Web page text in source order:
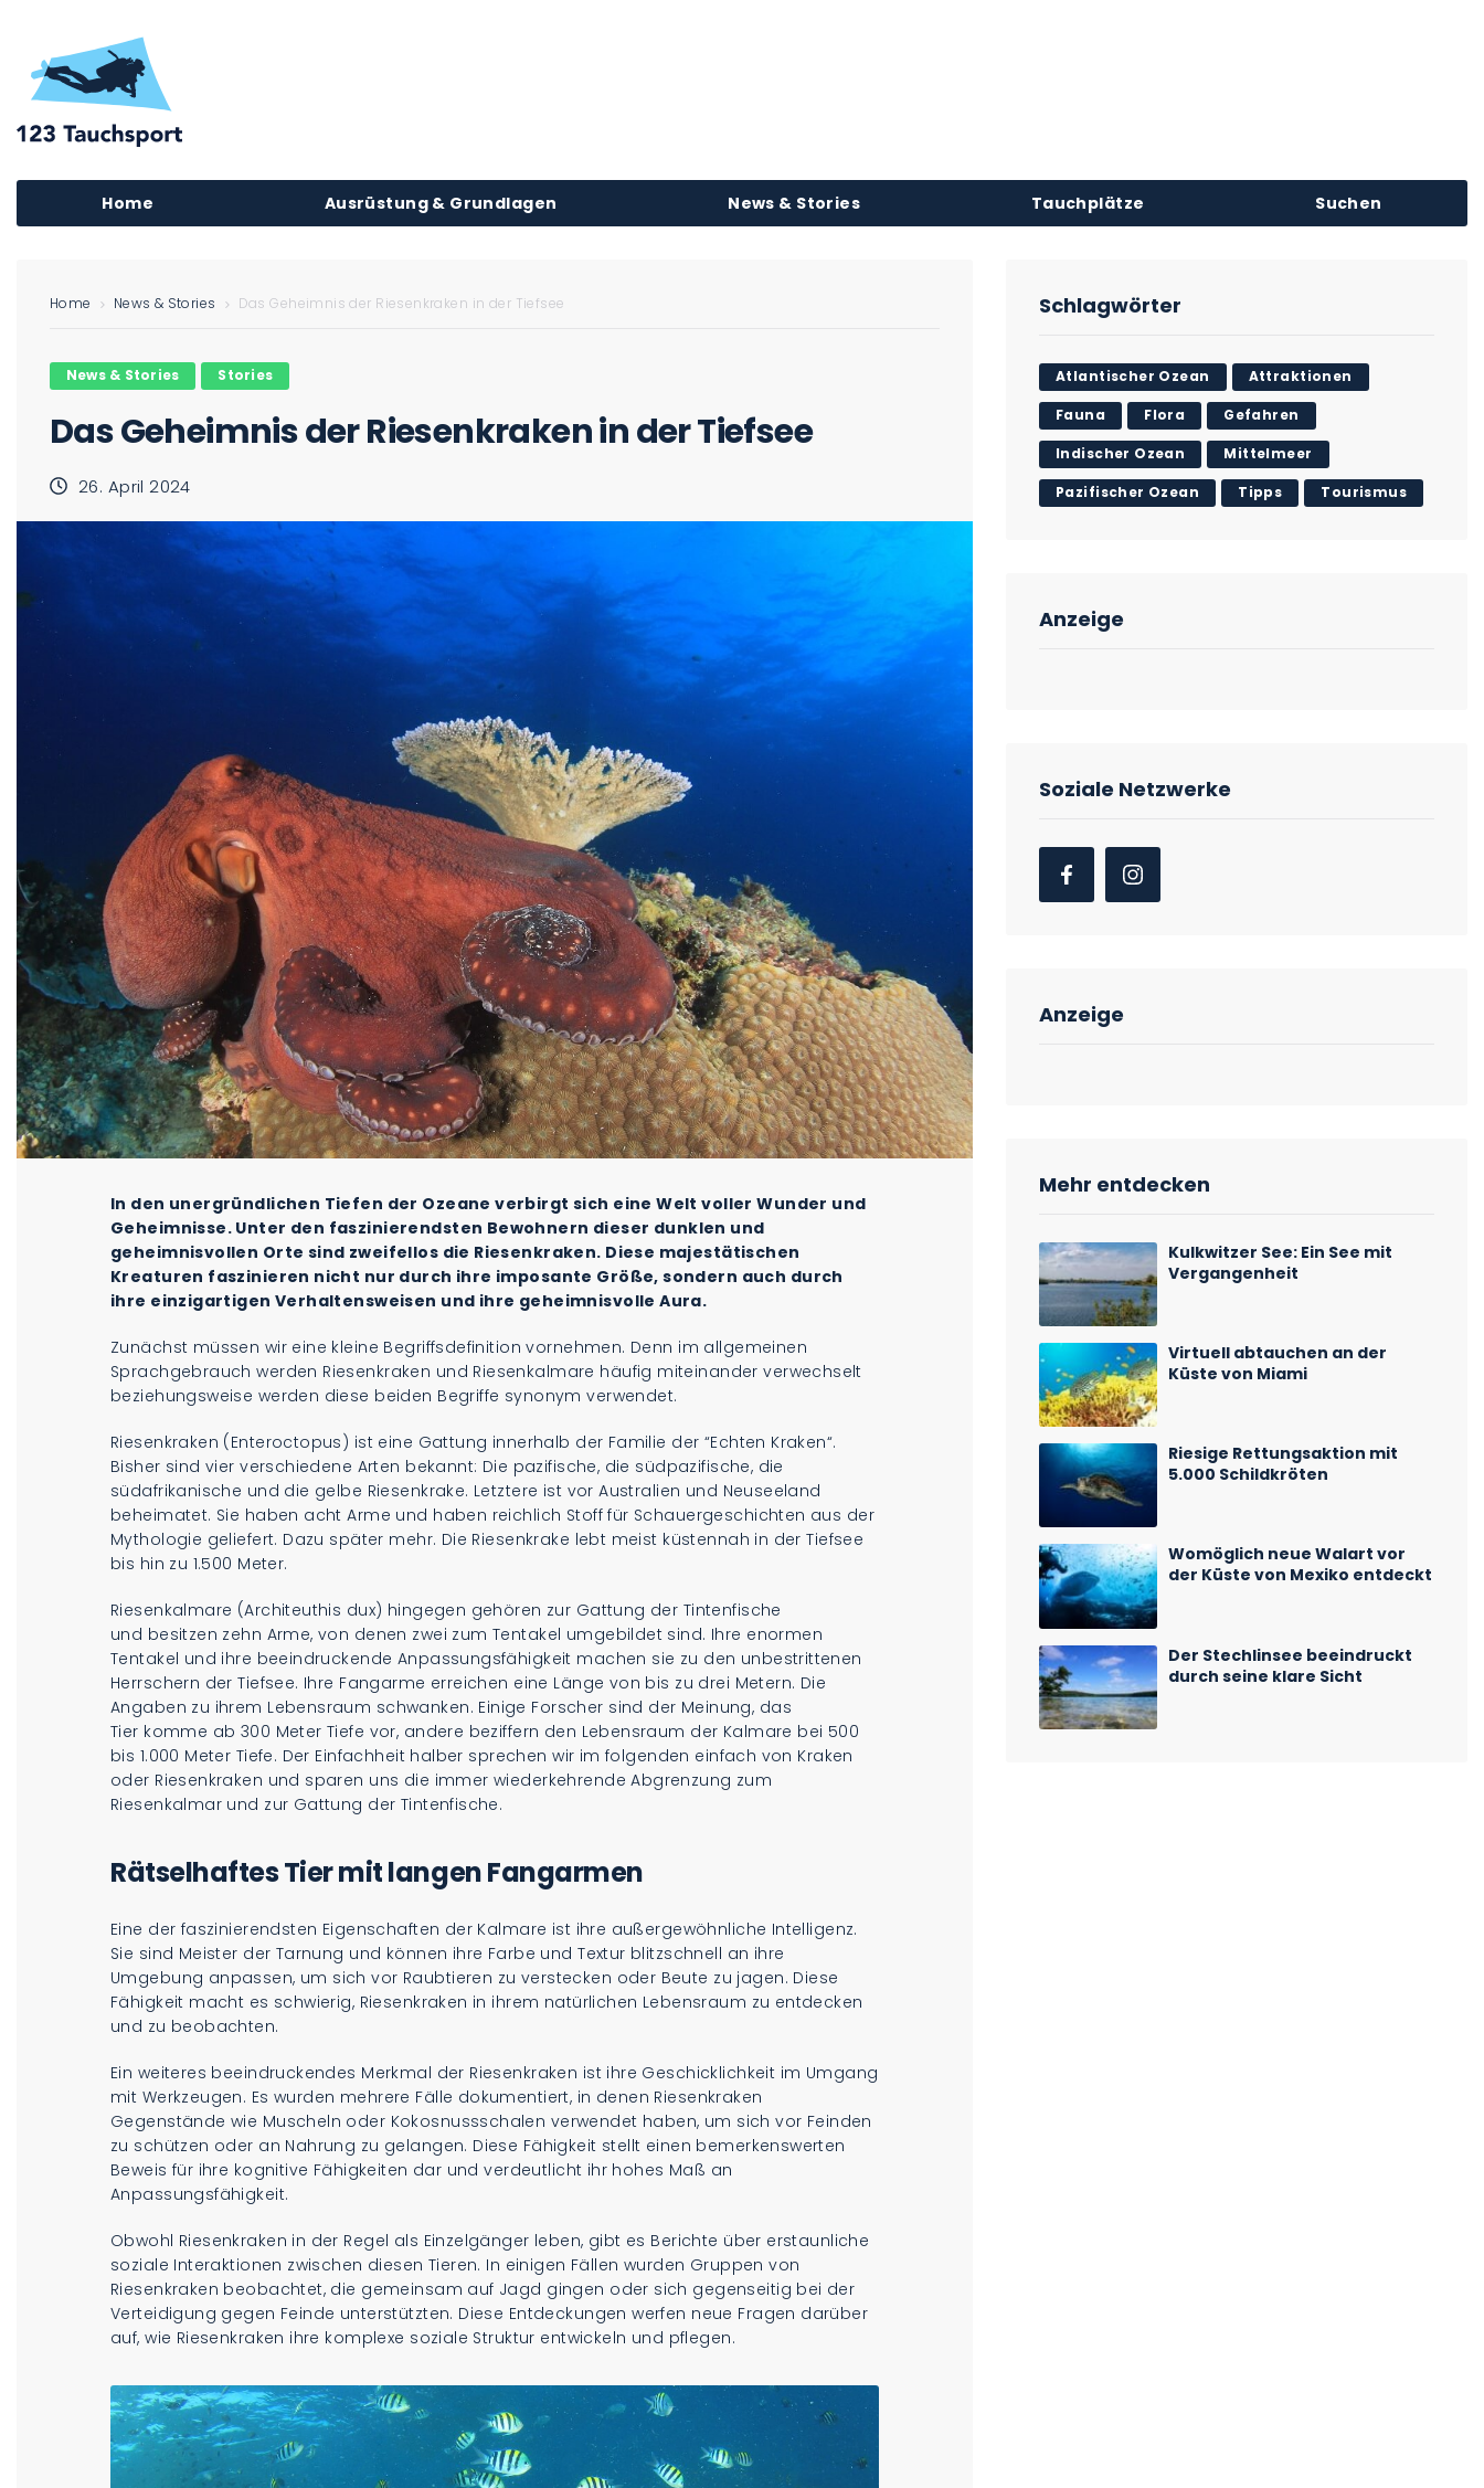
Home Ausrüstung & Grundlagen News & Stories Tauchplätze Suchen
Home News & Stories Das Geheimnis der Riesenkraken in der Tiefsee
News & Stories Stories
Das Geheimnis der Riesenkraken in der Tiefsee
26. April 2024
In den unergründlichen Tiefen der Ozeane verbirgt sich eine Welt voller Wunder und
Geheimnisse. Unter den faszinierendsten Bewohnern dieser dunklen und
geheimnisvollen Orte sind zweifellos die Riesenkraken. Diese majestätischen
Kreaturen faszinieren nicht nur durch ihre imposante Größe, sondern auch durch
ihre einzigartigen Verhaltensweisen und ihre geheimnisvolle Aura.
Zunächst müssen wir eine kleine Begriffsdefinition vornehmen. Denn im allgemeinen
Sprachgebrauch werden Riesenkraken und Riesenkalmare häufig miteinander verwechselt
beziehungsweise werden diese beiden Begriffe synonym verwendet.
Riesenkraken (Enteroctopus) ist eine Gattung innerhalb der Familie der “Echten Kraken“.
Bisher sind vier verschiedene Arten bekannt: Die pazifische, die südpazifische, die
südafrikanische und die gelbe Riesenkrake. Letztere ist vor Australien und Neuseeland
beheimatet. Sie haben acht Arme und haben reichlich Stoff für Schauergeschichten aus der
Mythologie geliefert. Dazu später mehr. Die Riesenkrake lebt meist küstennah in der Tiefsee
bis hin zu 1.500 Meter.
Riesenkalmare (Architeuthis dux) hingegen gehören zur Gattung der Tintenfische
und besitzen zehn Arme, von denen zwei zum Tentakel umgebildet sind. Ihre enormen
Tentakel und ihre beeindruckende Anpassungsfähigkeit machen sie zu den unbestrittenen
Herrschern der Tiefsee. Ihre Fangarme erreichen eine Länge von bis zu drei Metern. Die
Angaben zu ihrem Lebensraum schwanken. Einige Forscher sind der Meinung, das
Tier komme ab 300 Meter Tiefe vor, andere beziffern den Lebensraum der Kalmare bei 500
bis 1.000 Meter Tiefe. Der Einfachheit halber sprechen wir im folgenden einfach von Kraken
oder Riesenkraken und sparen uns die immer wiederkehrende Abgrenzung zum
Riesenkalmar und zur Gattung der Tintenfische.
Rätselhaftes Tier mit langen Fangarmen
Eine der faszinierendsten Eigenschaften der Kalmare ist ihre außergewöhnliche Intelligenz.
Sie sind Meister der Tarnung und können ihre Farbe und Textur blitzschnell an ihre
Umgebung anpassen, um sich vor Raubtieren zu verstecken oder Beute zu jagen. Diese
Fähigkeit macht es schwierig, Riesenkraken in ihrem natürlichen Lebensraum zu entdecken
und zu beobachten.
Ein weiteres beeindruckendes Merkmal der Riesenkraken ist ihre Geschicklichkeit im Umgang
mit Werkzeugen. Es wurden mehrere Fälle dokumentiert, in denen Riesenkraken
Gegenstände wie Muscheln oder Kokosnussschalen verwendet haben, um sich vor Feinden
zu schützen oder an Nahrung zu gelangen. Diese Fähigkeit stellt einen bemerkenswerten
Beweis für ihre kognitive Fähigkeiten dar und verdeutlicht ihr hohes Maß an
Anpassungsfähigkeit.
Obwohl Riesenkraken in der Regel als Einzelgänger leben, gibt es Berichte über erstaunliche
soziale Interaktionen zwischen diesen Tieren. In einigen Fällen wurden Gruppen von
Riesenkraken beobachtet, die gemeinsam auf Jagd gingen oder sich gegenseitig bei der
Verteidigung gegen Feinde unterstützten. Diese Entdeckungen werfen neue Fragen darüber
auf, wie Riesenkraken ihre komplexe soziale Struktur entwickeln und pflegen.
Schlagwörter
Atlantischer Ozean Attraktionen
Fauna Flora Gefahren
Indischer Ozean Mittelmeer
Pazifischer Ozean Tipps Tourismus
Anzeige
Soziale Netzwerke
Anzeige
Mehr entdecken
Kulkwitzer See: Ein See mit
Vergangenheit
Virtuell abtauchen an der
Küste von Miami
Riesige Rettungsaktion mit
5.000 Schildkröten
Womöglich neue Walart vor
der Küste von Mexiko entdeckt
Der Stechlinsee beeindruckt
durch seine klare Sicht